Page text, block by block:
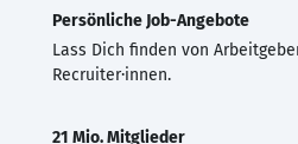
Persönliche Job-Angebote
Lass Dich finden von
Recruiter·innen.
21 Mio. Mitglieder